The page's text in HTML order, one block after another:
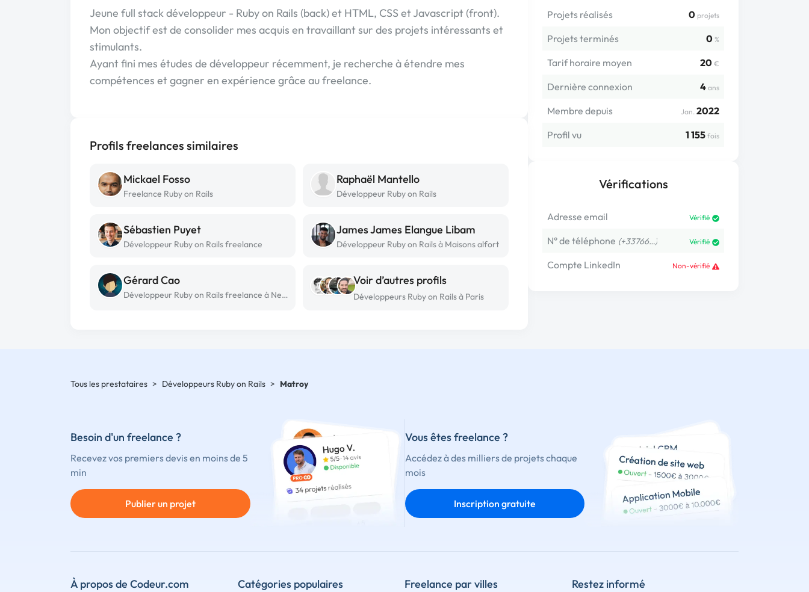
Projets réalisés 0 projets
Projets terminés 0 %
Tarif horaire moyen 20 €
Dernière connexion 4 ans
Membre depuis Jan. 2022
Profil vu
1 155 fois
Vérifications
Adresse email Vérifié
N° de téléphone (+33766…) Vérifié
Compte LinkedIn Non-vérifié
Jeune full stack développeur - Ruby on Rails (back) et HTML, CSS et Javascript (front).
Mon objectif est de consolider mes acquis en travaillant sur des projets intéressants et
stimulants.
Ayant fini mes études de développeur récemment, je recherche à étendre mes
compétences et gagner en expérience grâce au freelance.
Profils freelances similaires
Mickael Fosso
Freelance Ruby on Rails
Raphaël Mantello
Développeur Ruby on Rails
Sébastien Puyet
Développeur Ruby on Rails freelance
James James Elangue Libam
Développeur Ruby on Rails à Maisons alfort
Gérard Cao
Développeur Ruby on Rails freelance à Neuilly sur marne
Voir d’autres profils
Développeurs Ruby on Rails à Paris
Tous les prestataires > Développeurs Ruby on Rails > Matroy
Besoin d'un freelance ?
Recevez vos premiers devis en moins de 5
min
Publier un projet
Vous êtes freelance ?
Accédez à des milliers de projets chaque
mois
Inscription gratuite
À propos de Codeur.com Catégories populaires Freelance par villes Restez informé